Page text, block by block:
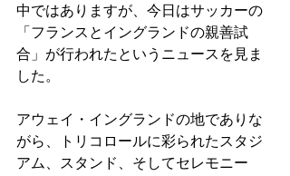
中ではありますが、今日はサッカーの
「フランスとイングランドの親善試
合」が行われたというニュースを見ま
した。
アウェイ・イングランドの地でありな
がら、トリコロールに彩られたスタジ
アム、スタンド、そしてセレモニー